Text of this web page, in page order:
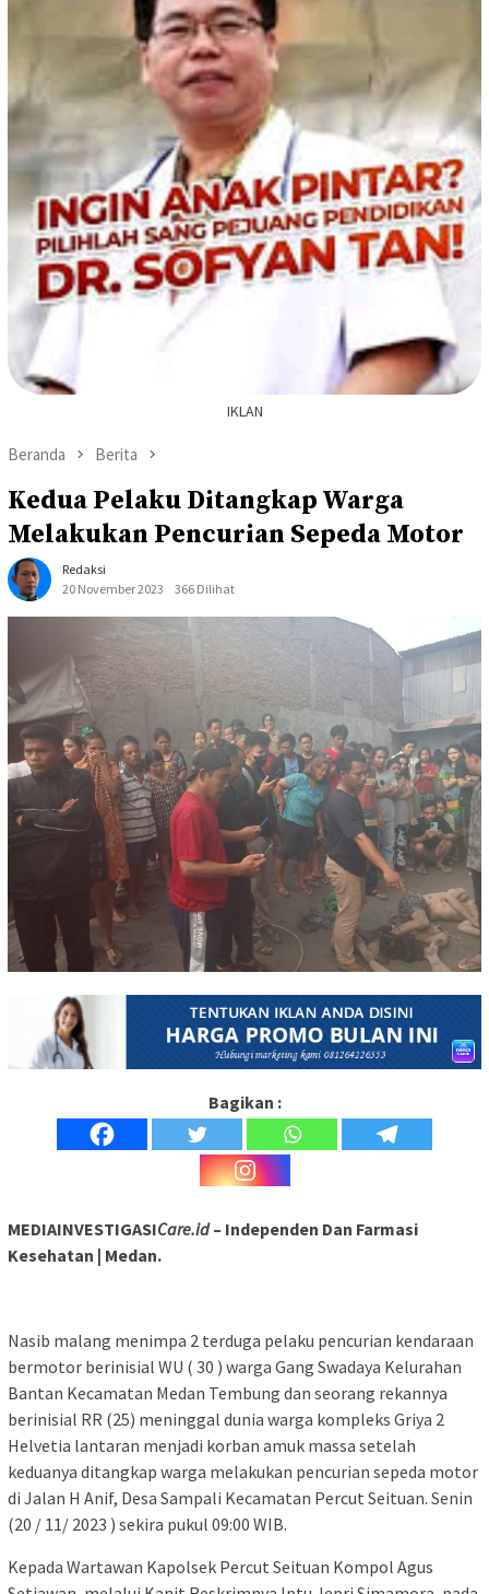
IKLAN
Beranda Berita
Kedua Pelaku Ditangkap Warga
Melakukan Pencurian Sepeda Motor
Redaksi
20 November 2023
366 Dilihat
Bagikan :
MEDIAINVESTIGASICare.id– Independen Dan Farmasi
Kesehatan | Medan.
Nasib malang menimpa 2 terduga pelaku pencurian kendaraan
bermotor berinisial WU ( 30 ) warga Gang Swadaya Kelurahan
Bantan Kecamatan Medan Tembung dan seorang rekannya
berinisial RR (25) meninggal dunia warga kompleks Griya 2
Helvetia lantaran menjadi korban amuk massa setelah
keduanya ditangkap warga melakukan pencurian sepeda motor
di Jalan H Anif, Desa Sampali Kecamatan Percut Seituan. Senin
(20 / 11/ 2023 ) sekira pukul 09:00 WIB.
Kepada Wartawan Kapolsek Percut Seituan Kompol Agus